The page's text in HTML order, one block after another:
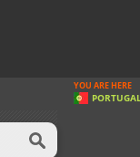
YOU ARE HERE